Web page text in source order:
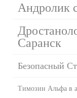
Андролик
Саранск
Безопасный
Tимозин Альфа в